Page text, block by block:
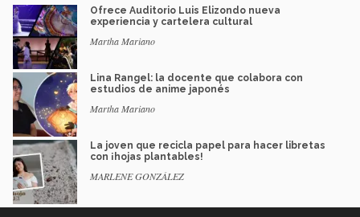
Ofrece Auditorio Luis Elizondo nueva
experiencia y cartelera cultural
Martha Mariano
Lina Rangel: la docente que colabora con
estudios de anime japonés
Martha Mariano
La joven que recicla papel para hacer libretas
con ¡hojas plantables!
MARLENE GONZÁLEZ